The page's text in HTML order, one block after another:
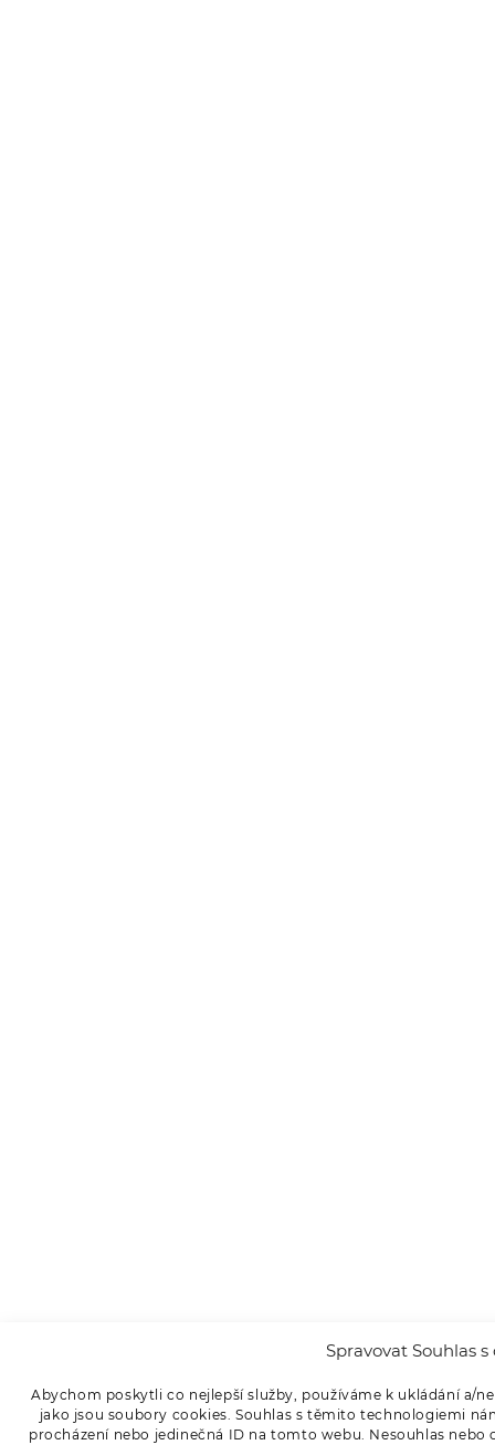
Spravovat Souhlas s
Abychom poskytli co nejlepší služby, používáme k ukládání a/
jako jsou soubory cookies. Souhlas s těmito technologiemi
procházení nebo jedinečná ID na tomto webu. Nesouhlas